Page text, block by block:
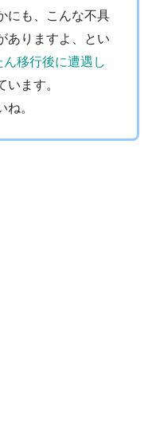
にも、こんな不具
ありますよ、とい
移行後に遭遇し
います。
。